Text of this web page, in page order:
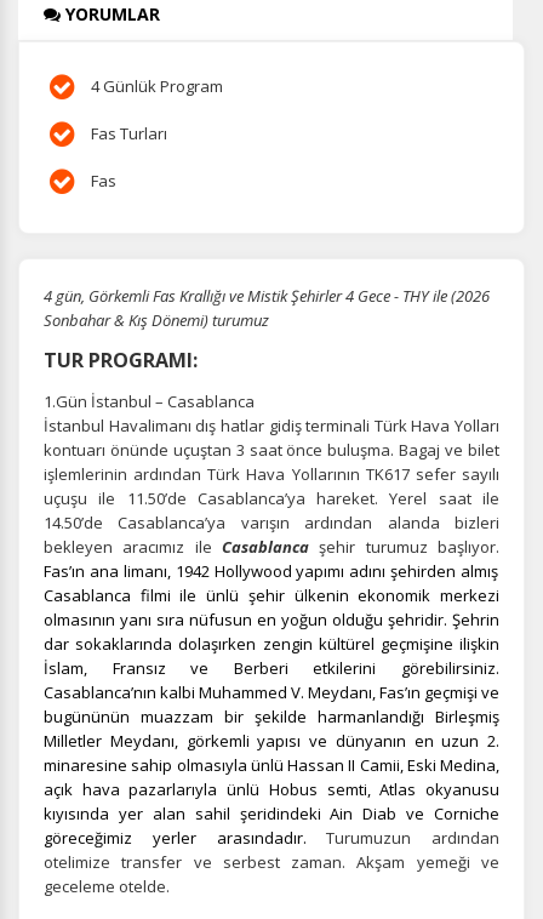
YORUMLAR
4 Günlük Program
Fas Turları
Fas
4 gün, Görkemli Fas Krallığı ve Mistik Şehirler 4 Gece - THY ile (2026
Sonbahar & Kış Dönemi) turumuz
TUR PROGRAMI:
1.Gün İstanbul – Casablanca
İstanbul Havalimanı dış hatlar gidiş terminali Türk Hava Yolları
kontuarı önünde uçuştan 3 saat önce buluşma. Bagaj ve bilet
işlemlerinin ardından Türk Hava Yollarının TK617 sefer sayılı
uçuşu ile 11.50’de Casablanca’ya hareket. Yerel saat ile
14.50’de Casablanca’ya varışın ardından alanda bizleri
bekleyen aracımız ile Casablanca şehir turumuz başlıyor.
Fas’ın ana limanı, 1942 Hollywood yapımı adını şehirden almış
Casablanca filmi ile ünlü şehir ülkenin ekonomik merkezi
olmasının yanı sıra nüfusun en yoğun olduğu şehridir. Şehrin
dar sokaklarında dolaşırken zengin kültürel geçmişine ilişkin
İslam, Fransız ve Berberi etkilerini görebilirsiniz.
Casablanca’nın kalbi Muhammed V. Meydanı, Fas’ın geçmişi ve
bugününün muazzam bir şekilde harmanlandığı Birleşmiş
Milletler Meydanı, görkemli yapısı ve dünyanın en uzun 2.
minaresine sahip olmasıyla ünlü Hassan II Camii, Eski Medina,
açık hava pazarlarıyla ünlü Hobus semti, Atlas okyanusu
kıyısında yer alan sahil şeridindeki Ain Diab ve Corniche
göreceğimiz yerler arasındadır. Turumuzun ardından
otelimize transfer ve serbest zaman. Akşam yemeği ve
geceleme otelde.